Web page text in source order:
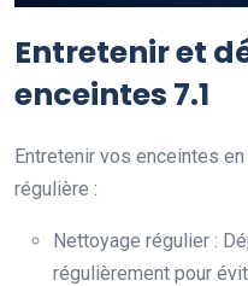
Entretenir et
enceintes 7.1
Entretenir vos enceintes
régulière :
Nettoyage régulier :
régulièrement pour